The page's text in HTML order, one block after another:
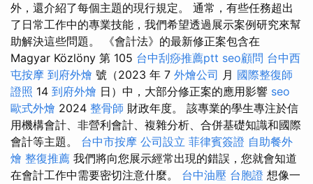
外，還介紹了每個主題的現行規定。 通常，有些任務超出
了日常工作中的專業技能，我們希望透過展示案例研究來幫
助解決這些問題。 《會計法》的最新修正案包含在
Magyar Közlöny 第 105 台中刮痧推薦ptt seo顧問 台中西
屯按摩 到府外燴 號（2023 年 7 外燴公司 月 國際整復師
證照 14 到府外燴 日）中，大部分修正案的應用影響 seo
歐式外燴 2024 整骨師 財政年度。 該專業的學生專注於信
用機構會計、非營利會計、複雜分析、合併基礎知識和國際
會計等主題。 台中市按摩 公司設立 菲律賓簽證 自助餐外
燴 整復推薦 我們將向您展示經常出現的錯誤，您就會知道
在會計工作中需要密切注意什麼。 台中油壓 台胞證 想像一